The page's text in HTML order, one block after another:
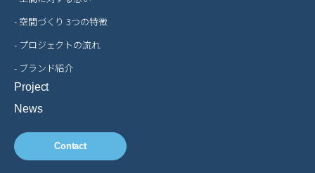
- 空間づくり 3つの特徴
- プロジェクトの流れ
- ブランド紹介
Project
News
Contact